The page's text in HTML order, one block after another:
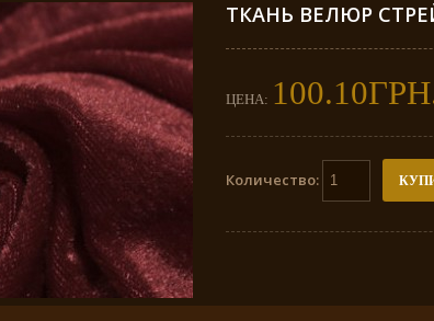
ТКАНЬ ВЕЛЮР
ЦЕНА:
Количество: